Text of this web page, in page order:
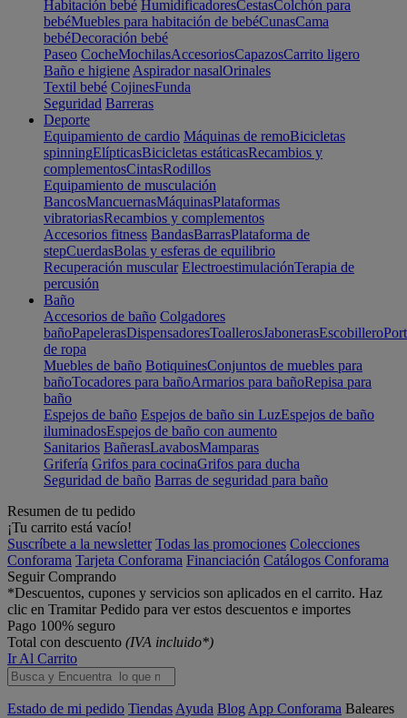
Habitación bebé HumidificadoresCestasColchón para
bebéMuebles para habitación de bebéCunasCama
bebéDecoración bebé
Paseo CocheMochilasAccesoriosCapazosCarrito ligero
Baño e higiene Aspirador nasalOrinales
Textil bebé CojinesFunda
Seguridad Barreras
Deporte
Equipamiento de cardio Máquinas de remoBicicletas
spinningElípticasBicicletas estáticasRecambios y
complementosCintasRodillos
Equipamiento de musculación
BancosMancuernasMáquinasPlataformas
vibratoriasRecambios y complementos
Accesorios fitness BandasBarrasPlataforma de
stepCuerdasBolas y esferas de equilibrio
Recuperación muscular ElectroestimulaciónTerapia de
percusión
Baño
Accesorios de baño Colgadores
bañoPapelerasDispensadoresToallerosJabonerasEscobillero
de ropa
Muebles de baño BotiquinesConjuntos de muebles para
bañoTocadores para bañoArmarios para bañoRepisa para
baño
Espejos de baño Espejos de baño sin LuzEspejos de baño
iluminadosEspejos de baño con aumento
Sanitarios BañerasLavabosMamparas
Grifería Grifos para cocinaGrifos para ducha
Seguridad de baño Barras de seguridad para baño
Resumen de tu pedido
¡Tu carrito está vacío!
Suscríbete a la newsletter Todas las promociones Colecciones
Conforama Tarjeta Conforama Financiación Catálogos Conforama
Seguir Comprando
*Descuentos, cupones y servicios son aplicados en el carrito. Haz
clic en Tramitar Pedido para ver estos descuentos e importes
Pago 100% seguro
Total con descuento (IVA incluido*)
Ir Al Carrito
Estado de mi pedido Tiendas Ayuda Blog App Conforama Baleares